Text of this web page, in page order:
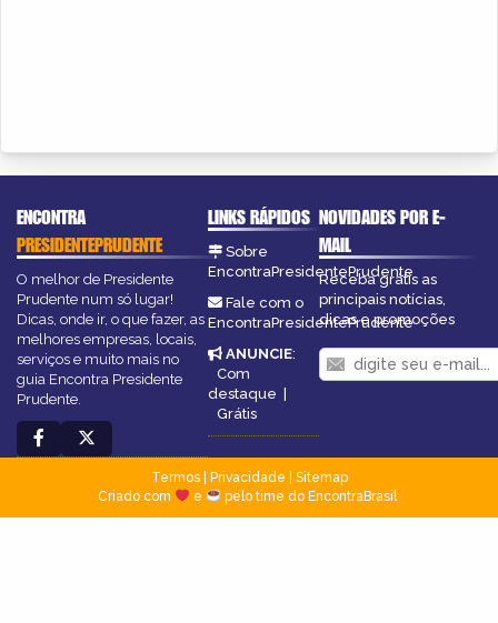
ENCONTRA
PRESIDENTEPRUDENTE
O melhor de Presidente
Prudente num só lugar!
Dicas, onde ir, o que fazer, as
melhores empresas, locais,
serviços e muito mais no
guia Encontra Presidente
Prudente.
LINKS RÁPIDOS
Sobre
EncontraPresidentePrudente
Fale com o
EncontraPresidentePrudente
ANUNCIE:
Com
destaque |
Grátis
NOVIDADES POR E-
MAIL
Receba grátis as
principais notícias,
dicas e promoções
Termos| Privacidade
Sitemap
Criado com
e pelo time do EncontraBrasil